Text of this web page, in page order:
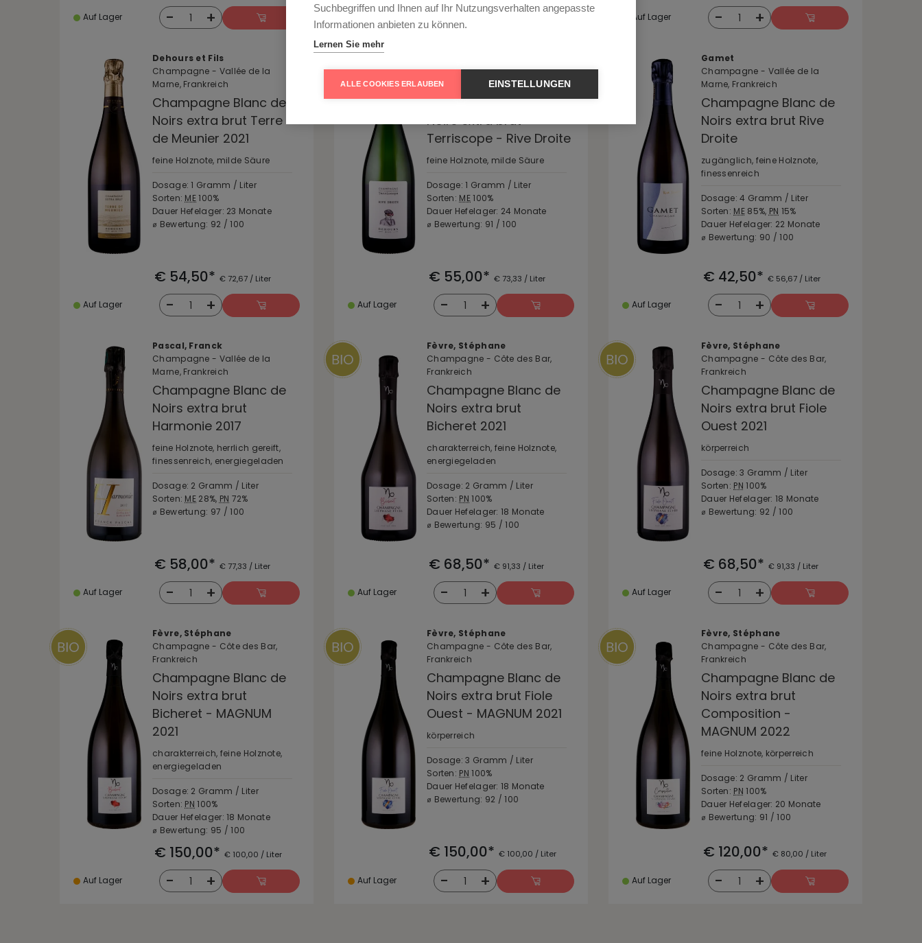
Auf Lager - 1 + - + Auf Lager - 1 +
Dehours et Fils
Champagne - Vallée de la
Marne, Frankreich
Champagne Blanc de
Noirs extra brut Terre
de Meunier 2021
feine Holznote, milde Säure
Dosage: 1 Gramm / Liter
Sorten: ME100%
Dauer Hefelager: 23 Monate
⌀ Bewertung: 92 / 100
€ 54,50* € 72,67 / Liter
Auf Lager - 1 +
Champagne - Vallée de la
Marne, Frankreich
Champagne Blanc de
Noirs extra brut
Terriscope - Rive Droite
feine Holznote, milde Säure
Dosage: 1 Gramm / Liter
Sorten: ME100%
Dauer Hefelager: 24 Monate
⌀ Bewertung: 91 / 100
€ 55,00* € 73,33 / Liter
Auf Lager - 1 +
Gamet
Champagne - Vallée de la
Marne, Frankreich
Champagne Blanc de
Noirs extra brut Rive
Droite
zugänglich, feine Holznote,
finessenreich
Dosage: 4 Gramm / Liter
Sorten: ME85%, PN 15%
Dauer Hefelager: 22 Monate
⌀ Bewertung: 90 / 100
€ 42,50* € 56,67 / Liter
Auf Lager - 1 +
Pascal, Franck
Champagne - Vallée de la
Marne, Frankreich
Champagne Blanc de
Noirs extra brut
Harmonie 2017
feine Holznote, herrlich gereift,
finessenreich, energiegeladen
Dosage: 2 Gramm / Liter
Sorten: ME 28%, PN 72%
⌀ Bewertung: 97 / 100
€ 58,00* € 77,33 / Liter
Auf Lager - 1 +
Fèvre, Stéphane
Champagne - Côte des Bar,
Frankreich
Champagne Blanc de
Noirs extra brut
Bicheret 2021
charakterreich, feine Holznote,
energiegeladen
Dosage: 2 Gramm / Liter
Sorten: PN 100%
Dauer Hefelager: 18 Monate
⌀ Bewertung: 95 / 100
€ 68,50* € 91,33 / Liter
Auf Lager - 1 +
Fèvre, Stéphane
Champagne - Côte des Bar,
Frankreich
Champagne Blanc de
Noirs extra brut Fiole
Ouest 2021
körperreich
Dosage: 3 Gramm / Liter
Sorten: PN 100%
Dauer Hefelager: 18 Monate
⌀ Bewertung: 92 / 100
€ 68,50* € 91,33 / Liter
Auf Lager - 1 +
Fèvre, Stéphane
Champagne - Côte des Bar,
Frankreich
Champagne Blanc de
Noirs extra brut
Bicheret - MAGNUM
2021
charakterreich, feine Holznote,
energiegeladen
Dosage: 2 Gramm / Liter
Sorten: PN 100%
Dauer Hefelager: 18 Monate
⌀ Bewertung: 95 / 100
€ 150,00* € 100,00 / Liter
Auf Lager - 1 +
Fèvre, Stéphane
Champagne - Côte des Bar,
Frankreich
Champagne Blanc de
Noirs extra brut Fiole
Ouest - MAGNUM 2021
körperreich
Dosage: 3 Gramm / Liter
Sorten: PN 100%
Dauer Hefelager: 18 Monate
⌀ Bewertung: 92 / 100
€ 150,00* € 100,00 / Liter
Auf Lager - 1 +
Fèvre, Stéphane
Champagne - Côte des Bar,
Frankreich
Champagne Blanc de
Noirs extra brut
Composition -
MAGNUM 2022
feine Holznote, körperreich
Dosage: 2 Gramm / Liter
Sorten: PN 100%
Dauer Hefelager: 20 Monate
⌀ Bewertung: 91 / 100
€ 120,00* € 80,00 / Liter
Auf Lager - 1 +
Suchbegriffen und Ihnen auf Ihr Nutzungsverhalten angepasste
Informationen anbieten zu können.
Lernen Sie mehr
ALLE COOKIES ERLAUBEN EINSTELLUNGEN